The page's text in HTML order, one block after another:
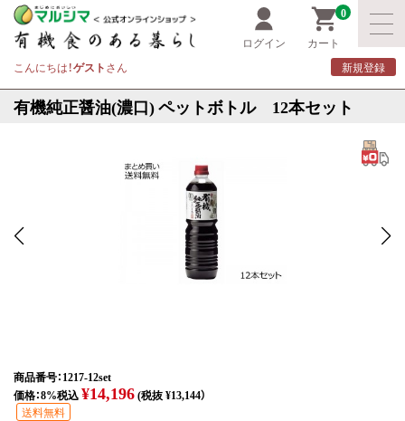
ログイン
0
カート
こんにちは！ゲストさん 新規登録
有機純正醤油(濃口) ペットボトル 12本セット
商品番号：1217-12set
価格：8%税込¥14,196(税抜 ¥13,144）
送料無料